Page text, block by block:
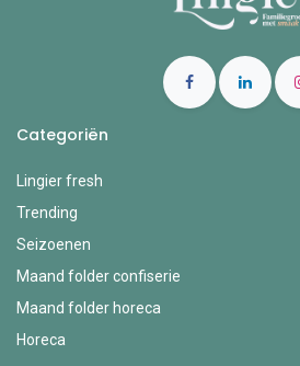
Categoriën
Lingier fresh
Trending
Seizoenen
Maand folder confiserie
Maand folder horeca
Horeca